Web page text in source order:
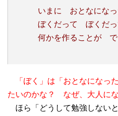
いまに おとなになっ
ぼくだって ぼくだっ
何かを作ることが で
「ぼく」は「おとなになっ
たいのかな？ なぜ、大人にな
ほら「どうして勉強しない